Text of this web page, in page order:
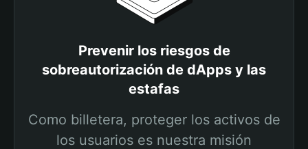
Prevenir los riesgos de
sobreautorización de dApps y las
estafas
Como billetera, proteger los activos de
los usuarios es nuestra misión